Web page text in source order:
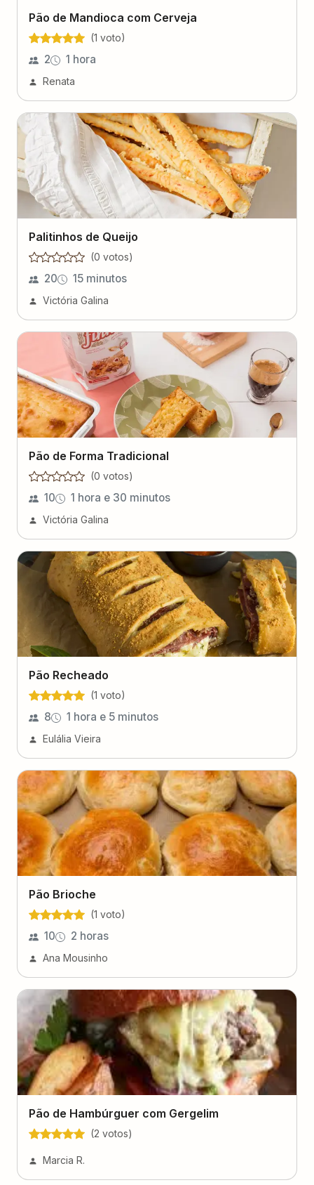
Pão de Mandioca com Cerveja
(1 voto)
2 1 hora
Renata
Palitinhos de Queijo
(0 votos)
20 15 minutos
Victória Galina
Pão de Forma Tradicional
(0 votos)
10 1 hora e 30 minutos
Victória Galina
Pão Recheado
(1 voto)
8 1 hora e 5 minutos
Eulália Vieira
Pão Brioche
(1 voto)
10 2 horas
Ana Mousinho
Pão de Hambúrguer com Gergelim
(2 votos)
Marcia R.